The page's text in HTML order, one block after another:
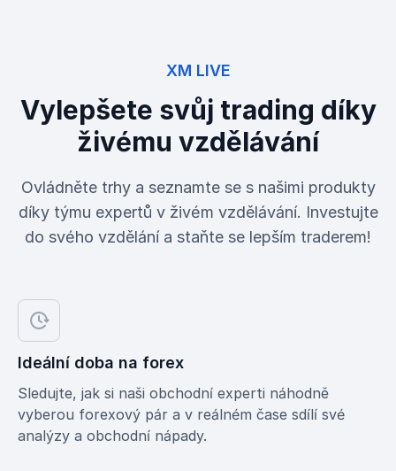
XM LIVE
Vylepšete svůj trading díky
živému vzdělávání
Ovládněte trhy a seznamte se s našimi produkty
díky týmu expertů v živém vzdělávání. Investujte
do svého vzdělání a staňte se lepším traderem!
Ideální doba na forex
Sledujte, jak si naši obchodní experti náhodně
vyberou forexový pár a v reálném čase sdílí své
analýzy a obchodní nápady.